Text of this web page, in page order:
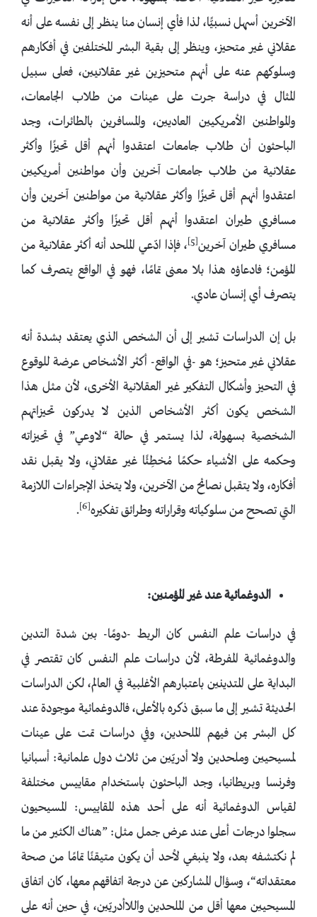
الآخرين أسهل نسبيًّا، لذا فأي إنسان منا ينظر إلى نفسه على أنه
عقلاني غير متحيز، وينظر إلى بقية البشر المختلفين في أفكارهم
وسلوكهم عنه على أنهم متحيزين غير عقلانيين، فعلى سبيل
المثال في دراسة جرت على عينات من طلاب الجامعات،
والمواطنين الأمريكيين العاديين، والمسافرين بالطائرات، وجد
الباحثون أن طلاب جامعات اعتقدوا أنهم أقل تحيزًا وأكثر
عقلانية من طلاب جامعات آخرين وأن مواطنين أمريكيين
اعتقدوا أنهم أقل تحيزًا وأكثر عقلانية من مواطنين آخرين وأن
مسافري طيران اعتقدوا أنهم أقل تحيزًا وأكثر عقلانية من
مسافري طيران آخرين[5]
، فإذا ادّعي الملحد أنه أكثر عقلانية من
المؤمن؛ فادعاؤه هذا بلا معنى تمامًا، فهو في الواقع يتصرف كما
يتصرف أي إنسان عادي.
بل إن الدراسات تشير إلى أن الشخص الذي يعتقد بشدة أنه
عقلاني غير متحيز؛ هو -في الواقع- أكثر الأشخاص عرضة للوقوع
في التحيز وأشكال التفكير غير العقلانية الأخرى، لأن مثل هذا
الشخص يكون أكثر الأشخاص الذين لا يدركون تحيزاتهم
الشخصية بسهولة، لذا يستمر في حالة “لاوعي” في تحيزاته
وحكمه على الأشياء حكمًا مُخطِئًا غير عقلاني، ولا يقبل نقد
أفكاره، ولا يتقبل نصائح من الآخرين، ولا يتخذ الإجراءات اللازمة
التي تصحح من سلوكياته وقراراته وطرائق تفكيره[6]
.
الدوغمائية عند غير المؤمنين:
في دراسات علم النفس كان الربط -دومًا- بين شدة التدين
والدوغمائية المفرطة، لأن دراسات علم النفس كان تقتصر في
البداية على المتدينين باعتبارهم الأغلبية في العالم، لكن الدراسات
الحديثة تشير إلى ما سبق ذكره بالأعلى، فالدوغمائية موجودة عند
كل البشر بمن فيهم الملحدين، وفي دراسات تمت على عينات
لمسيحيين وملحدين ولا أدريّين من ثلاث دول علمانية: أسبانيا
وفرنسا وبريطانيا، وجد الباحثون باستخدام مقاييس مختلفة
لقياس الدوغمائية أنه على أحد هذه المقاييس: المسيحيون
سجلوا درجات أعلى عند عرض جمل مثل: ”هناك الكثير من ما
لم نكتشفه بعد، ولا ينبغي لأحد أن يكون متيقنًا تمامًا من صحة
معتقداته“، وسؤال المشاركين عن درجة اتفاقهم معها، كان اتفاق
المسيحيين معها أقل من الملحدين واللاأدريّين، في حين أنه على